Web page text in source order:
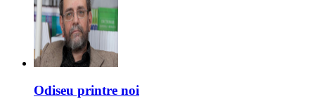
Odiseu printre noi